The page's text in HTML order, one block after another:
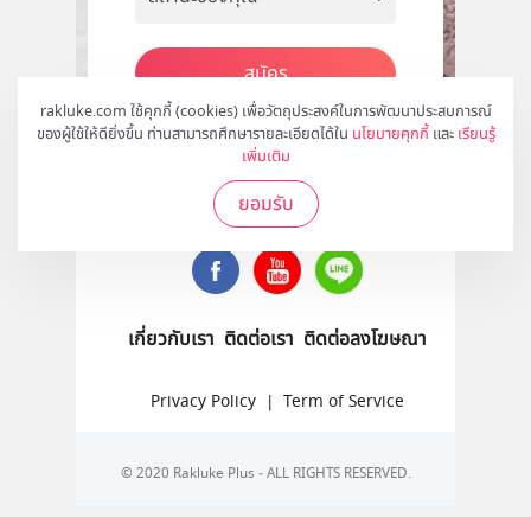
rakluke.com ใช้คุกกี้ (cookies) เพื่อวัตถุประสงค์ในการพัฒนาประสบการณ์
ของผู้ใช้ให้ดียิ่งขึ้น ท่านสามารถศึกษารายละเอียดได้ใน นโยบายคุกกี้ และ เรียนรู้
เพิ่มเติม
ยอมรับ
สมัคร
ติดตามเราได้ที่
เกี่ยวกับเรา ติดต่อเรา ติดต่อลงโฆษณา
Privacy Policy | Term of Service
© 2020 Rakluke Plus - ALL RIGHTS RESERVED.